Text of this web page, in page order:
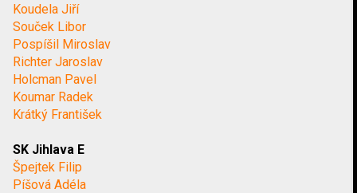
Koudela Jiří
Souček Libor
Pospíšil Miroslav
Richter Jaroslav
Holcman Pavel
Koumar Radek
Krátký František
SK Jihlava E
Špejtek Filip
Píšová Adéla